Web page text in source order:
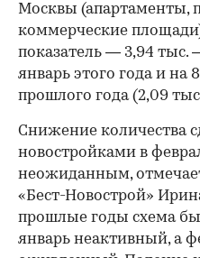
Москвы (апартаменты,
коммерческие
показатель — 3,94 тыс.
январь этого года и на
прошлого года (2,09
Снижение количества
новостройками в
неожиданным,
«Бест-Новострой»
прошлые годы схема
январь неактивный, а